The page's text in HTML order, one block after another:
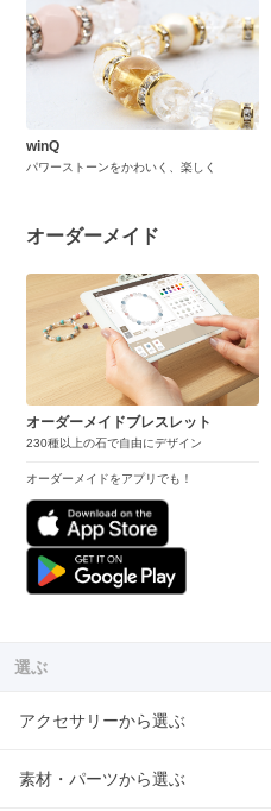
winQ
パワーストーンをかわいく、楽しく
オーダーメイド
オーダーメイドブレスレット
230種以上の石で自由にデザイン
オーダーメイドをアプリでも！
選ぶ
アクセサリーから選ぶ
素材・パーツから選ぶ